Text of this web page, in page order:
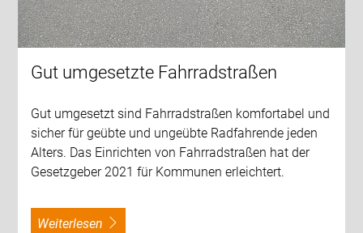
Gut umgesetzte Fahrradstraßen
Gut umgesetzt sind Fahrradstraßen komfortabel und
sicher für geübte und ungeübte Radfahrende jeden
Alters. Das Einrichten von Fahrradstraßen hat der
Gesetzgeber 2021 für Kommunen erleichtert.
weiterlesen